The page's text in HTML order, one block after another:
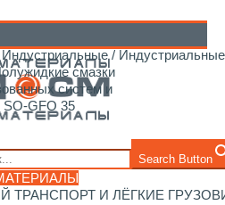
Search Button
ТРАНСПОРТ И ЛЁГКИЕ
Индустриальные/ Индустриальные
смазки
систем и
GFO 35
↑